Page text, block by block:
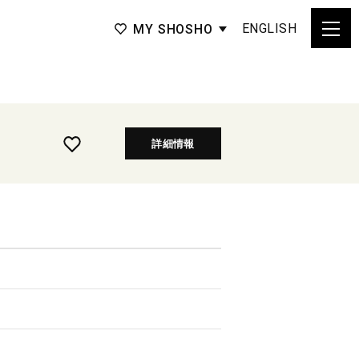
MY SHOSHO ENGLISH
詳細情報